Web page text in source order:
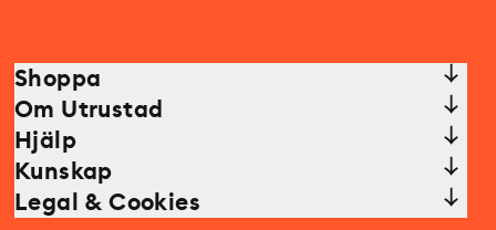
Shoppa
Om Utrustad
Hjälp
Kunskap
Legal & Cookies